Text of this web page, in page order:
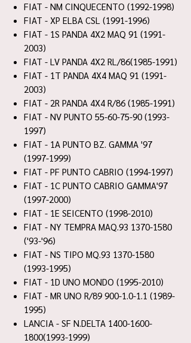
FIAT - NM CINQUECENTO (1992-1998)
FIAT - XP ELBA CSL (1991-1996)
FIAT - 1S PANDA 4X2 MAQ 91 (1991-
2003)
FIAT - LV PANDA 4X2 RL/86(1985-1991)
FIAT - 1T PANDA 4X4 MAQ 91 (1991-
2003)
FIAT - 2R PANDA 4X4 R/86 (1985-1991)
FIAT - NV PUNTO 55-60-75-90 (1993-
1997)
FIAT - 1A PUNTO BZ. GAMMA '97
(1997-1999)
FIAT - PF PUNTO CABRIO (1994-1997)
FIAT - 1C PUNTO CABRIO GAMMA'97
(1997-2000)
FIAT - 1E SEICENTO (1998-2010)
FIAT - NY TEMPRA MAQ.93 1370-1580
('93-'96)
FIAT - NS TIPO MQ.93 1370-1580
(1993-1995)
FIAT - 1D UNO MONDO (1995-2010)
FIAT - MR UNO R/89 900-1.0-1.1 (1989-
1995)
LANCIA - SF N.DELTA 1400-1600-
1800(1993-1999)